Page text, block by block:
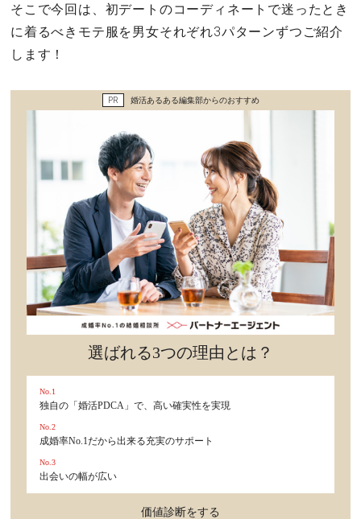
セックスライフ
感動
カルチャー・トレンド・芸能
驚き
そこで今回は、初デートのコーディネートで迷ったとき
に着るべきモテ服を男女それぞれ3パターンずつご紹介
します！
PR 婚活あるある編集部からのおすすめ
選ばれる3つの理由とは？
No.1
独自の「婚活PDCA」で、高い確実性を実現
No.2
成婚率No.1だから出来る充実のサポート
No.3
出会いの幅が広い
価値診断をする